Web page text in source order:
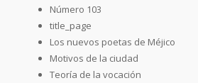
Número 103
title_page
Los nuevos poetas de Méjico
Motivos de la ciudad
Teoría de la vocación